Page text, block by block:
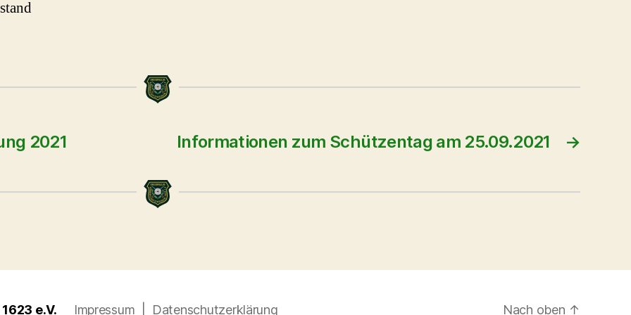
2021 →
Informationen zum Schützentag am 25.09.2021
e.V. Impressum Datenschutzerklärung Nach oben ↑